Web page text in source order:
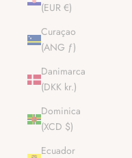
(EUR €)
Curaçao
(ANG ƒ)
Danimarca
(DKK kr.)
Dominica
(XCD $)
Ecuador